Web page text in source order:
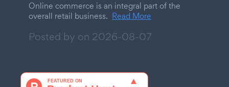
Online commerce is an integral part of the
overall retail business. Read More
Posted by on 2026-08-07